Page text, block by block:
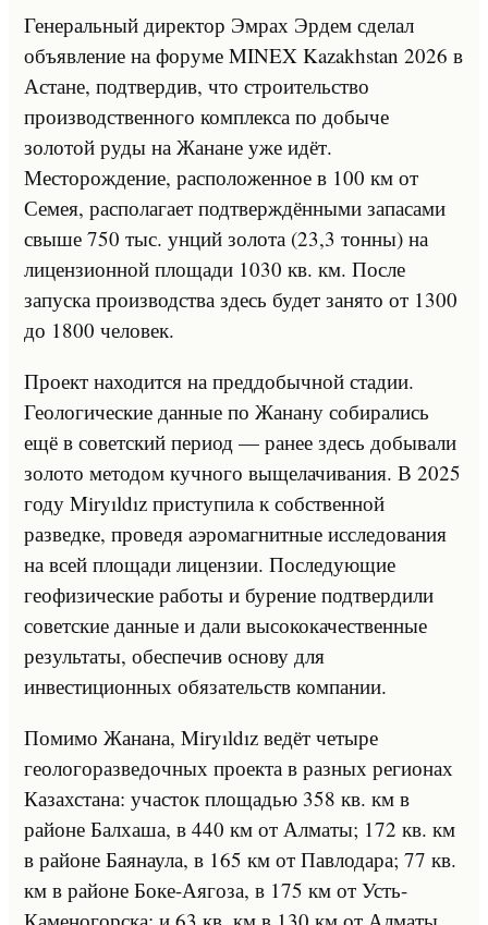
Генеральный директор Эмрах Эрдем сделал
объявление на форуме MINEX Kazakhstan 2026 в
Астане, подтвердив, что строительство
производственного комплекса по добыче
золотой руды на Жанане уже идёт.
Месторождение, расположенное в 100 км от
Семея, располагает подтверждёнными запасами
свыше 750 тыс. унций золота (23,3 тонны) на
лицензионной площади 1030 кв. км. После
запуска производства здесь будет занято от 1300
до 1800 человек.
Проект находится на преддобычной стадии.
Геологические данные по Жанану собирались
ещё в советский период — ранее здесь добывали
золото методом кучного выщелачивания. В 2025
году Miryıldız приступила к собственной
разведке, проведя аэромагнитные исследования
на всей площади лицензии. Последующие
геофизические работы и бурение подтвердили
советские данные и дали высококачественные
результаты, обеспечив основу для
инвестиционных обязательств компании.
Помимо Жанана, Miryıldız ведёт четыре
геологоразведочных проекта в разных регионах
Казахстана: участок площадью 358 кв. км в
районе Балхаша, в 440 км от Алматы; 172 кв. км
в районе Баянаула, в 165 км от Павлодара; 77 кв.
км в районе Боке-Аягоза, в 175 км от Усть-